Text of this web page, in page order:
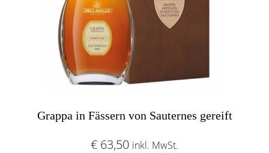
Grappa in Fässern von Sauternes gereift
€ 63,50 inkl. MwSt.